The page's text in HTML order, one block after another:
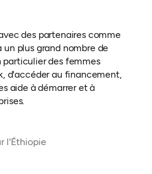
des partenaires comme
plus grand nombre de
particulier des femmes
d'accéder au financement,
aide à démarrer et à
l'Éthiopie